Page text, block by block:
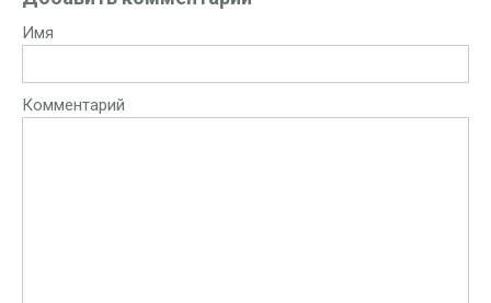
Имя
Комментарий